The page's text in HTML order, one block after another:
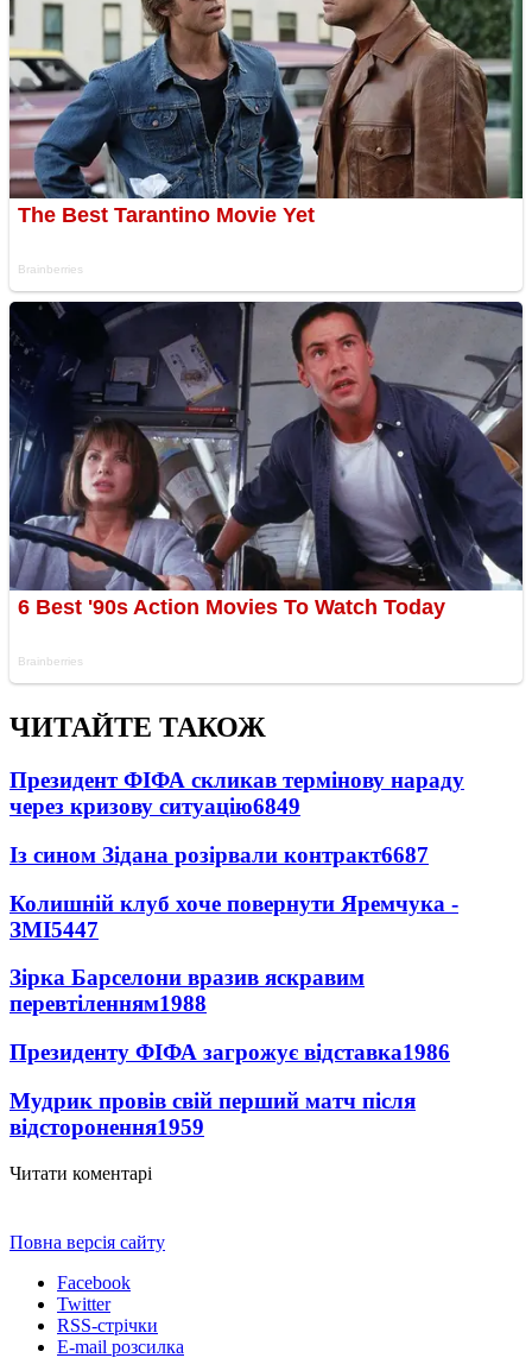
ЧИТАЙТЕ ТАКОЖ
Президент ФІФА скликав термінову нараду
через кризову ситуацію6849
Із сином Зідана розірвали контракт6687
Колишній клуб хоче повернути Яремчука -
ЗМІ5447
Зірка Барселони вразив яскравим
перевтіленням1988
Президенту ФІФА загрожує відставка1986
Мудрик провів свій перший матч після
відсторонення1959
Читати коментарі
Повна версія сайту
Facebook
Twitter
RSS-стрічки
E-mail розсилка